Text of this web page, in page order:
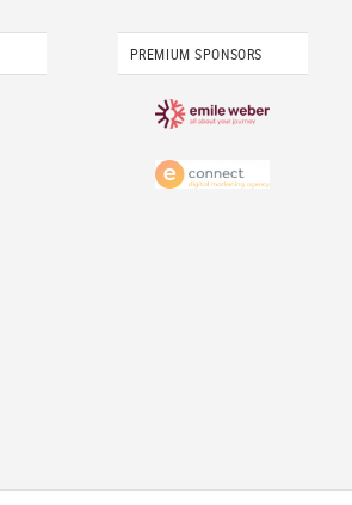
PREMIUM SPONSORS